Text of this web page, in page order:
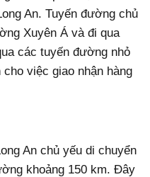
An. Tuyến đường chủ
Xuyên Á và đi qua
các tuyến đường nhỏ
việc giao nhận hàng
An chủ yếu di chuyển
khoảng 150 km. Đây